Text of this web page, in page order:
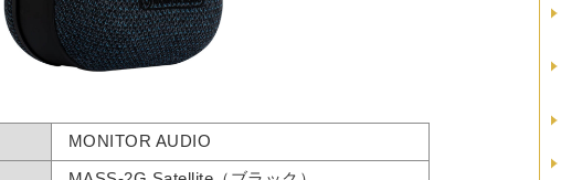
MONITOR AUDIO